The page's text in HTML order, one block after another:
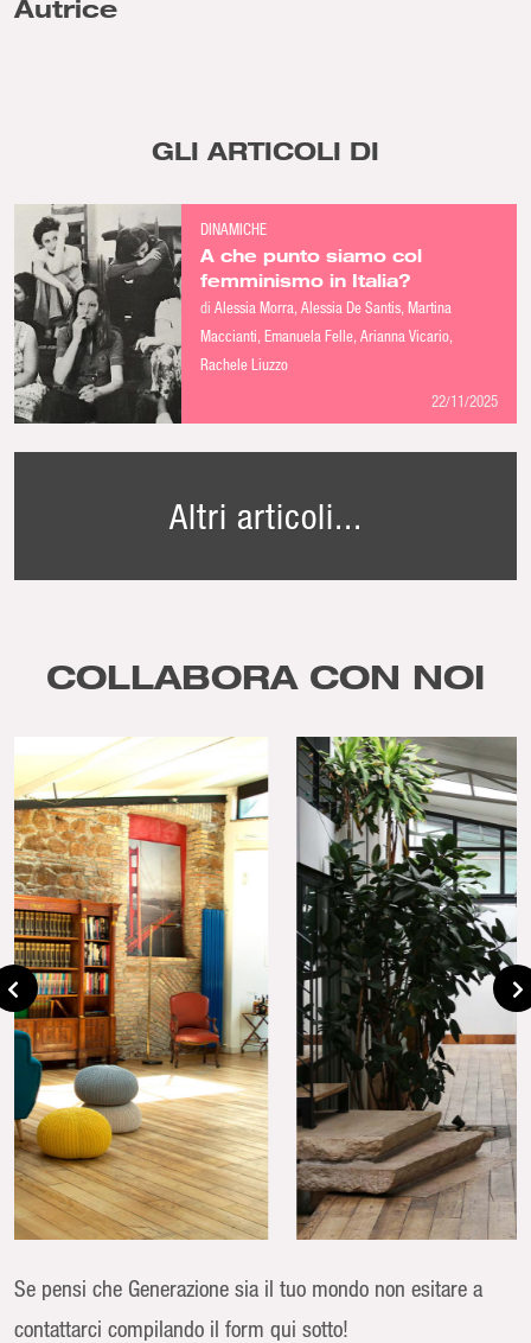
Autrice
GLI ARTICOLI DI
DINAMICHE
A che punto siamo col
femminismo in Italia?
diAlessia Morra Alessia De Santis Martina
Maccianti Emanuela Felle Arianna Vicario
Rachele Liuzzo
22/11/2025
Altri articoli...
COLLABORA CON NOI
Se pensi che Generazione sia il tuo mondo non esitare a
contattarci compilando il form qui sotto!